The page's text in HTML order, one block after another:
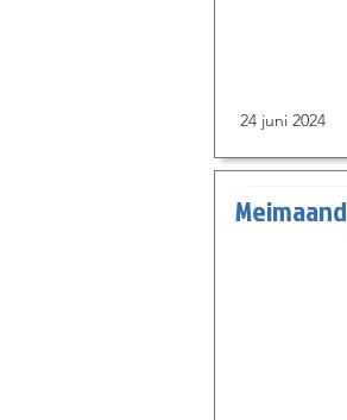
24 juni 2024
Meimaand